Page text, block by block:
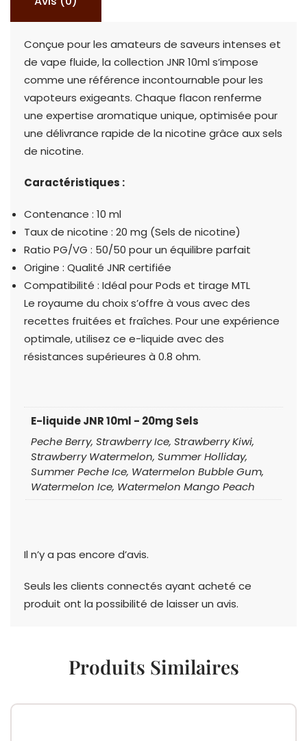
Conçue pour les amateurs de saveurs intenses et
de vape fluide, la collection JNR 10ml s’impose
comme une référence incontournable pour les
vapoteurs exigeants. Chaque flacon renferme
une expertise aromatique unique, optimisée pour
une délivrance rapide de la nicotine grâce aux sels
de nicotine.
Caractéristiques :
Contenance : 10 ml
Taux de nicotine : 20 mg (Sels de nicotine)
Ratio PG/VG : 50/50 pour un équilibre parfait
Origine : Qualité JNR certifiée
Compatibilité : Idéal pour Pods et tirage MTL
Le royaume du choix s’offre à vous avec des
recettes fruitées et fraîches. Pour une expérience
optimale, utilisez ce e-liquide avec des
résistances supérieures à 0.8 ohm.
E-liquide JNR 10ml - 20mg Sels
Peche Berry, Strawberry Ice, Strawberry Kiwi,
Strawberry Watermelon, Summer Holliday,
Summer Peche Ice, Watermelon Bubble Gum,
Watermelon Ice, Watermelon Mango Peach
Il n’y a pas encore d’avis.
Seuls les clients connectés ayant acheté ce
produit ont la possibilité de laisser un avis.
Produits Similaires